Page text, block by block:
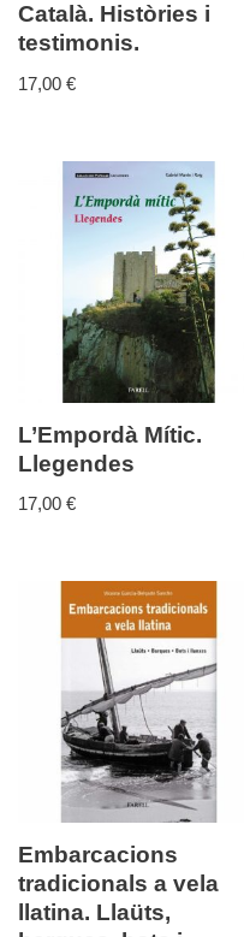
Català. Històries i
testimonis.
17,00 €
L’Empordà Mític.
Llegendes
17,00 €
Embarcacions
tradicionals a vela
llatina. Llaüts,